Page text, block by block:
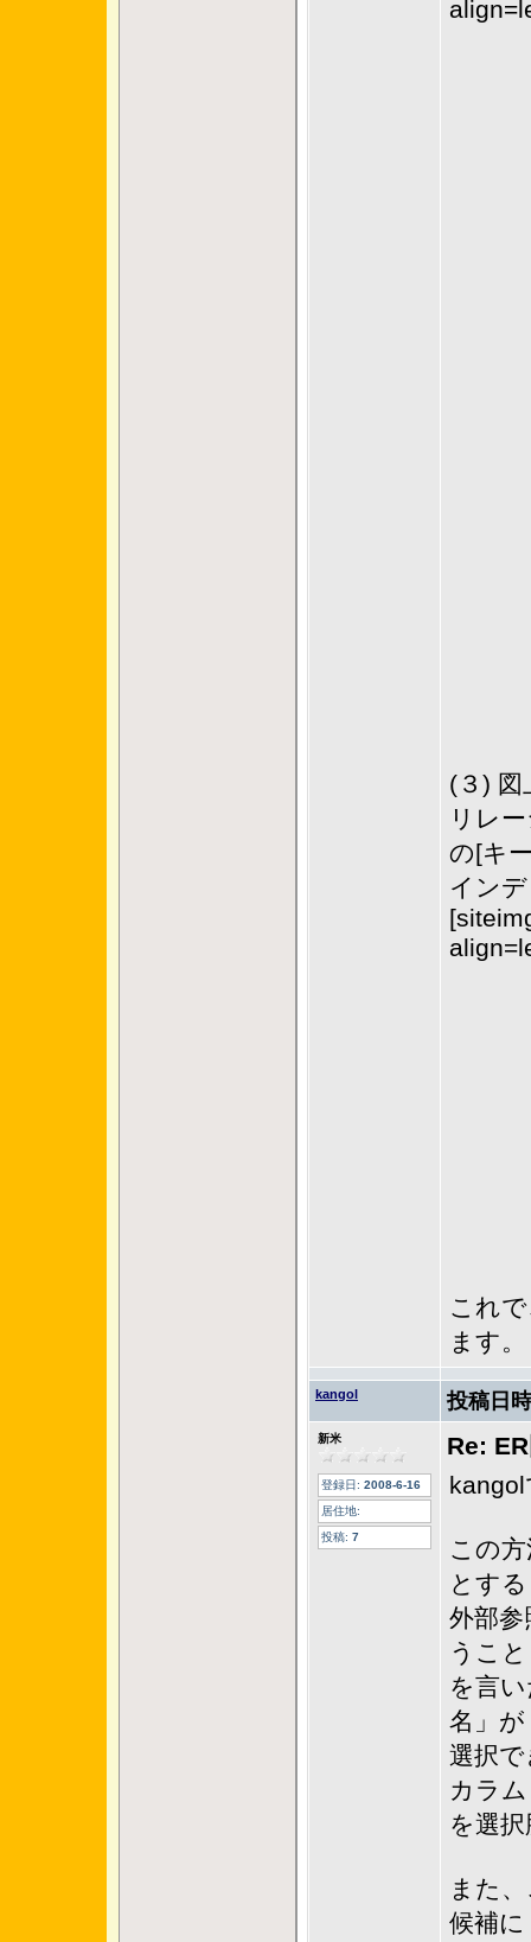
(３)
リレ
の[キ
イン
これ
ます。
kangol 投稿日
新米
登録日: 2008-6-16
居住地:
投稿: 7
Re:
この
とする
外部
うこと
を言
名」が
選択
カラム
を選
また
候補に